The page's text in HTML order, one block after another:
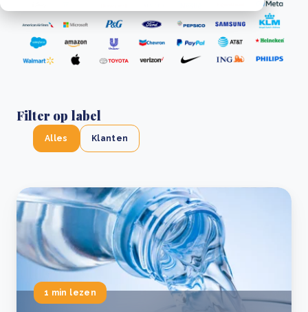
Filter op label
Alles Klanten
1 min lezen